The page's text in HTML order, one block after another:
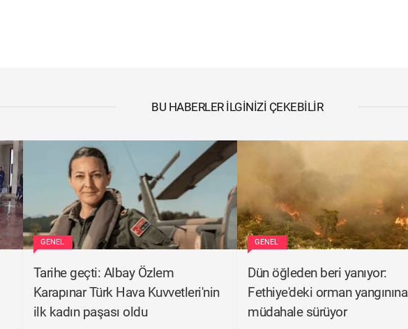
BU HABERLER İLGINIZI ÇEKEBILIR
GENEL
Tarihe geçti: Albay Özlem
Karapınar Türk Hava Kuvvetleri'nin
ilk kadın paşası oldu
GENEL
Dün öğleden beri yanıyor:
Fethiye'deki orman yangınına
müdahale sürüyor